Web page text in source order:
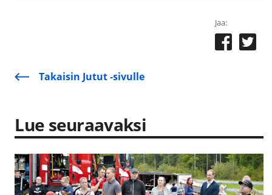
Jaa:
Takaisin Jutut -sivulle
Lue seuraavaksi